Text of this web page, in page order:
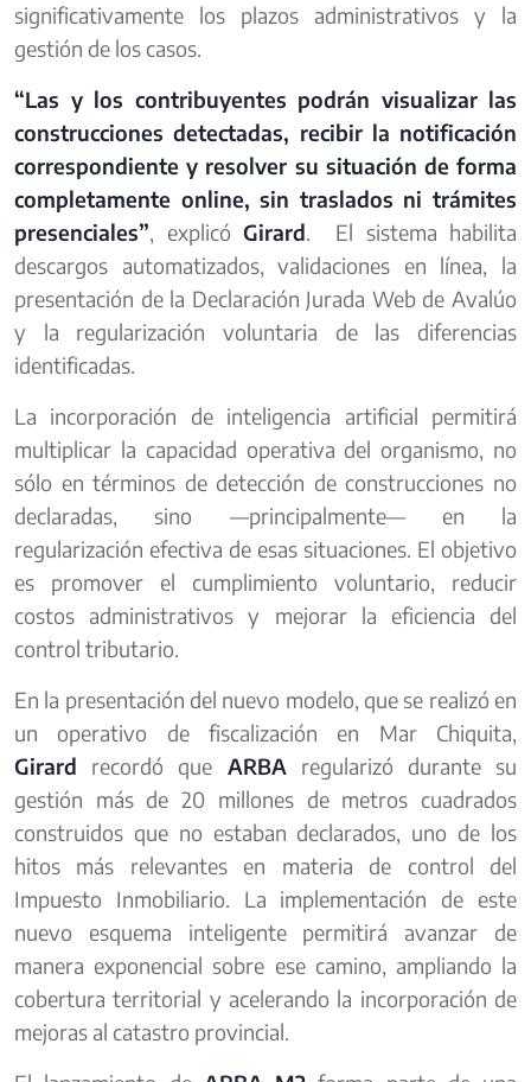
significativamente los plazos administrativos y la
gestión de los casos.
“Las y los contribuyentes podrán visualizar las
construcciones detectadas, recibir la notificación
correspondiente y resolver su situación de forma
completamente online, sin traslados ni trámites
presenciales”, explicó Girard. El sistema habilita
descargos automatizados, validaciones en línea, la
presentación de la Declaración Jurada Web de Avalúo
y la regularización voluntaria de las diferencias
identificadas.
La incorporación de inteligencia artificial permitirá
multiplicar la capacidad operativa del organismo, no
sólo en términos de detección de construcciones no
declaradas, sino —principalmente— en la
regularización efectiva de esas situaciones. El objetivo
es promover el cumplimiento voluntario, reducir
costos administrativos y mejorar la eficiencia del
control tributario.
En la presentación del nuevo modelo, que se realizó en
un operativo de fiscalización en Mar Chiquita,
Girard recordó que ARBA regularizó durante su
gestión más de 20 millones de metros cuadrados
construidos que no estaban declarados, uno de los
hitos más relevantes en materia de control del
Impuesto Inmobiliario. La implementación de este
nuevo esquema inteligente permitirá avanzar de
manera exponencial sobre ese camino, ampliando la
cobertura territorial y acelerando la incorporación de
mejoras al catastro provincial.